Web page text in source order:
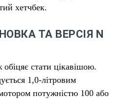
хетчбек.
ТА ВЕРСІЯ N
стати цікавішою.
1,0-літровим
потужністю 100 або